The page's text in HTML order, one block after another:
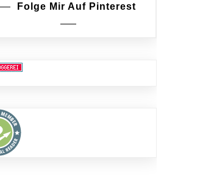
Folge Mir Auf Pinterest